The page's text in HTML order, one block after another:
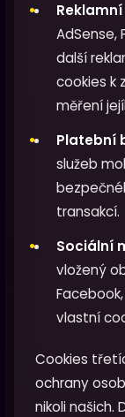
AdSense,
další
cookies k
měření
Platební
služeb
transakcí.
Sociální
vložený
vlastní
Cookies
ochrany
nikoli našich.